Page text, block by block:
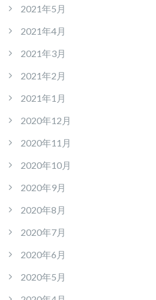
2021年5月
2021年4月
2021年3月
2021年2月
2021年1月
2020年12月
2020年11月
2020年10月
2020年9月
2020年8月
2020年7月
2020年6月
2020年5月